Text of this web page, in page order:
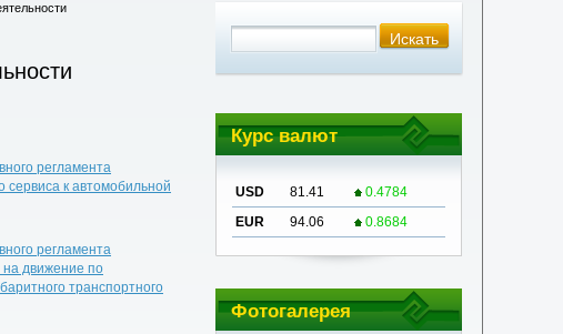
регламента
к автомобильной
регламента
на движение по
транспортного
Курс валют
USD 81.41
0.4784
EUR
94.06 0.8684
Фотогалерея